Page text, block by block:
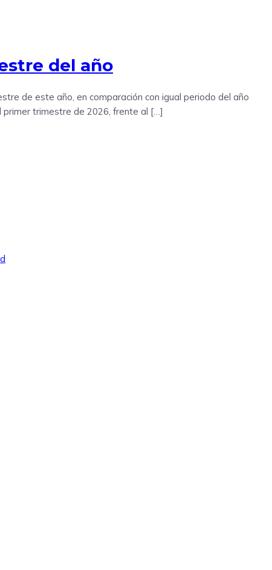
del año
de este año, en comparación con igual periodo del año
primer trimestre de 2026, frente al […]